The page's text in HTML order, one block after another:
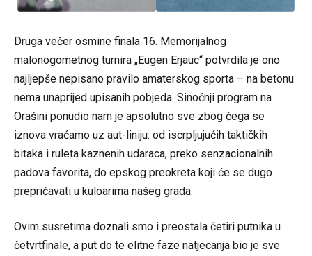
Druga večer osmine finala 16. Memorijalnog
malonogometnog turnira „Eugen Erjauc“ potvrdila je ono
najljepše nepisano pravilo amaterskog sporta – na betonu
nema unaprijed upisanih pobjeda. Sinoćnji program na
Orašini ponudio nam je apsolutno sve zbog čega se
iznova vraćamo uz aut-liniju: od iscrpljujućih taktičkih
bitaka i ruleta kaznenih udaraca, preko senzacionalnih
padova favorita, do epskog preokreta koji će se dugo
prepričavati u kuloarima našeg grada.
Ovim susretima doznali smo i preostala četiri putnika u
četvrtfinale, a put do te elitne faze natjecanja bio je sve